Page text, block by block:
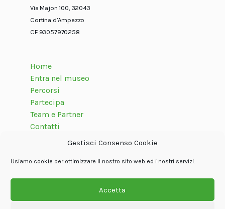
Gestisci Consenso Cookie
Usiamo cookie per ottimizzare il nostro sito web ed i nostri servizi.
Accetta
Via Majon 100, 32043
Cortina d’Ampezzo
CF 93057970258
Home
Entra nel museo
Percorsi
Partecipa
Team e Partner
Contatti
Seguici su